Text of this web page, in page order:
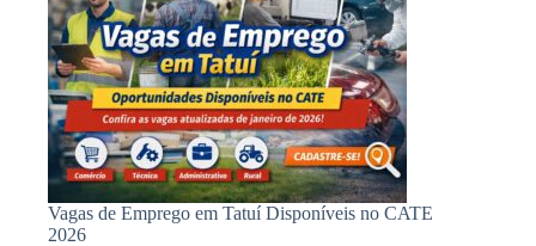
Vagas de Emprego em Tatuí Disponíveis no CATE
2026